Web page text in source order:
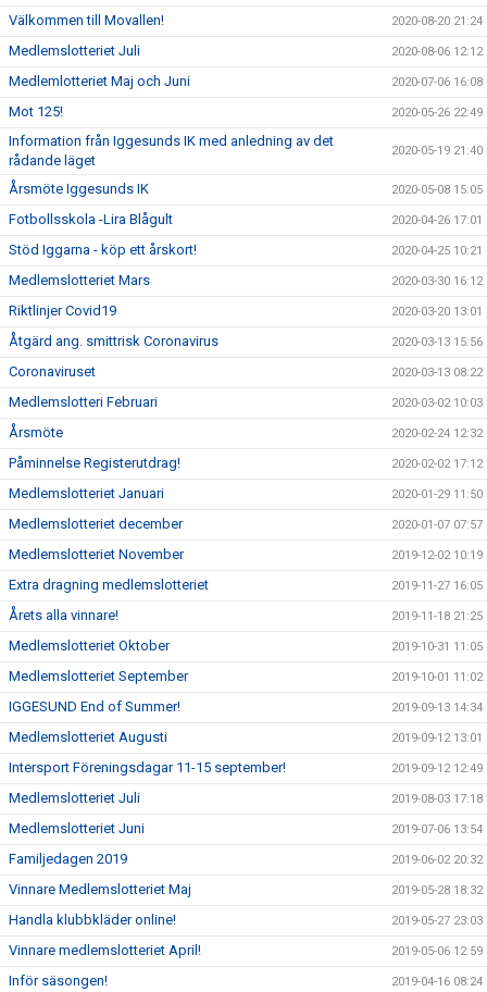
Välkommen till Movallen! 2020-08-20 21:24
Medlemslotteriet Juli 2020-08-06 12:12
Medlemlotteriet Maj och Juni 2020-07-06 16:08
Mot 125! 2020-05-26 22:49
Information från Iggesunds IK med anledning av det
rådande läget
2020-05-19 21:40
Årsmöte Iggesunds IK 2020-05-08 15:05
Fotbollsskola -Lira Blågult 2020-04-26 17:01
Stöd Iggarna - köp ett årskort! 2020-04-25 10:21
Medlemslotteriet Mars 2020-03-30 16:12
Riktlinjer Covid19 2020-03-20 13:01
Åtgärd ang. smittrisk Coronavirus 2020-03-13 15:56
Coronaviruset 2020-03-13 08:22
Medlemslotteri Februari 2020-03-02 10:03
Årsmöte 2020-02-24 12:32
Påminnelse Registerutdrag! 2020-02-02 17:12
Medlemslotteriet Januari 2020-01-29 11:50
Medlemslotteriet december 2020-01-07 07:57
Medlemslotteriet November 2019-12-02 10:19
Extra dragning medlemslotteriet 2019-11-27 16:05
Årets alla vinnare! 2019-11-18 21:25
Medlemslotteriet Oktober 2019-10-31 11:05
Medlemslotteriet September 2019-10-01 11:02
IGGESUND End of Summer! 2019-09-13 14:34
Medlemslotteriet Augusti 2019-09-12 13:01
Intersport Föreningsdagar 11-15 september! 2019-09-12 12:49
Medlemslotteriet Juli 2019-08-03 17:18
Medlemslotteriet Juni 2019-07-06 13:54
Familjedagen 2019 2019-06-02 20:32
Vinnare Medlemslotteriet Maj 2019-05-28 18:32
Handla klubbkläder online! 2019-05-27 23:03
Vinnare medlemslotteriet April! 2019-05-06 12:59
Inför säsongen! 2019-04-16 08:24